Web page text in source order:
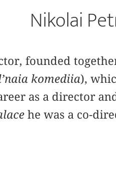
Nikolai
founded
komediia),
as a director
he was a co-